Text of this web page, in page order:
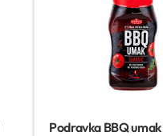
Podravka BBQ umak